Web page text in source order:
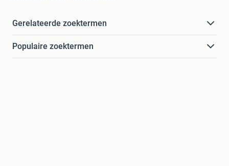
Gerelateerde zoektermen
Populaire zoektermen